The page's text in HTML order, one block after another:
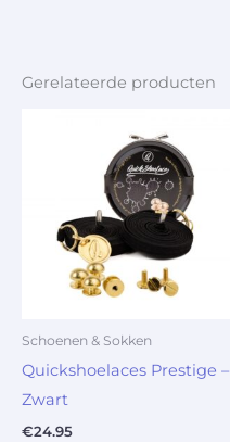
Gerelateerde producten
Schoenen & Sokken
Quickshoelaces Prestige –
Zwart
€24.95